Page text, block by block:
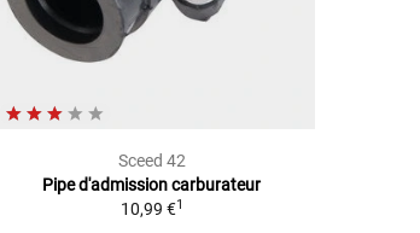
Sceed 42
Pipe d'admission carburateur
10,99 €1